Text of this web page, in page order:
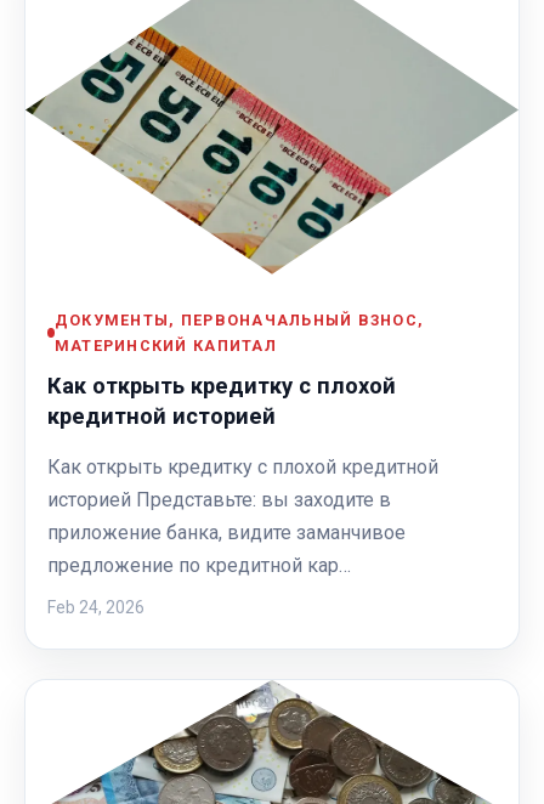
ДОКУМЕНТЫ, ПЕРВОНАЧАЛЬНЫЙ ВЗНОС,
МАТЕРИНСКИЙ КАПИТАЛ
Как открыть кредитку с плохой
кредитной историей
Как открыть кредитку с плохой кредитной
историей Представьте: вы заходите в
приложение банка, видите заманчивое
предложение по кредитной кар…
Feb 24, 2026